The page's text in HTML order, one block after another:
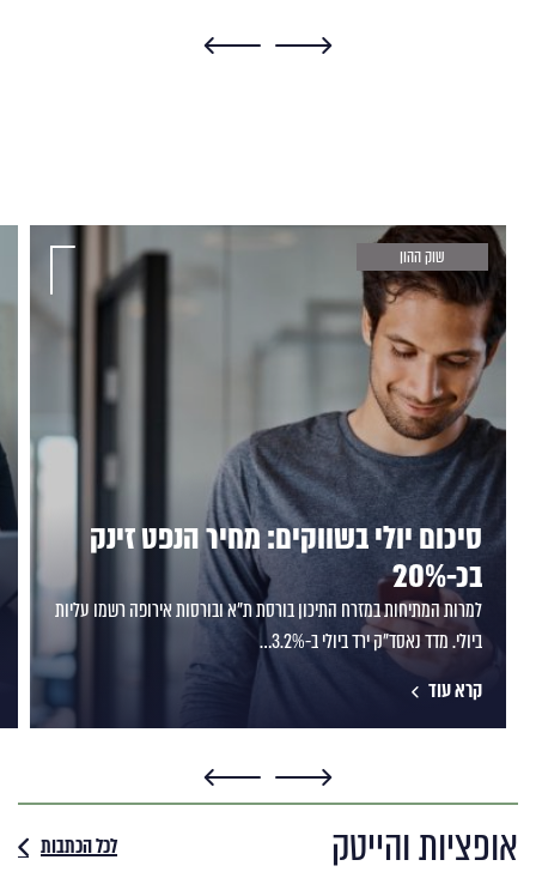
שוק ההון
סיכום יולי בשווקים: מחיר הנפט זינק
בכ-20%
למרות המתיחות במזרח התיכון בורסת ת"א ובורסות אירופה רשמו עליות
ביולי. מדד נאסד"ק ירד ביולי ב-3.2%…
קרא עוד
אופציות והייטק לכל הכתבות